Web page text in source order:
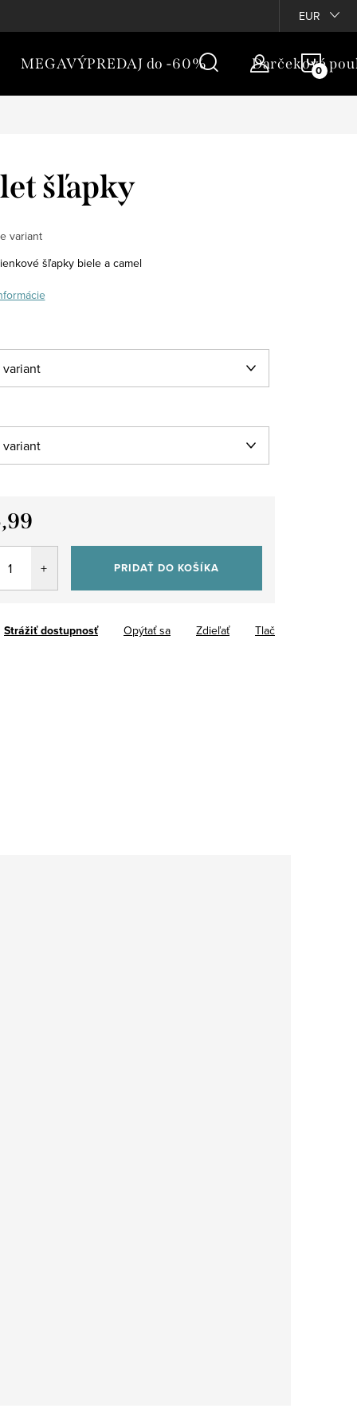
EUR
MEGAVÝPREDAJ do -60% Darčekové
šľapky
variant
šľapky biele a camel
PRIDAŤ DO KOŠÍKA
Tlač
Opýtať sa
Strážiť Zdieľať